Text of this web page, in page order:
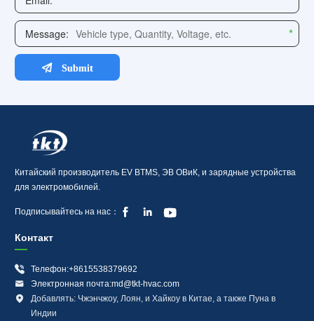
Китайский производитель EV BTMS, ЭВ ОВиК, и зарядные устройства
для электромобилей.
Подписывайтесь на нас：   
Контакт

Телефон:+8615538379692

Электронная почта:md@tkt-hvac.com

Добавлять: Чжэнчжоу, Лоян, и Хайкоу в Китае, а также Пуна в
Индии